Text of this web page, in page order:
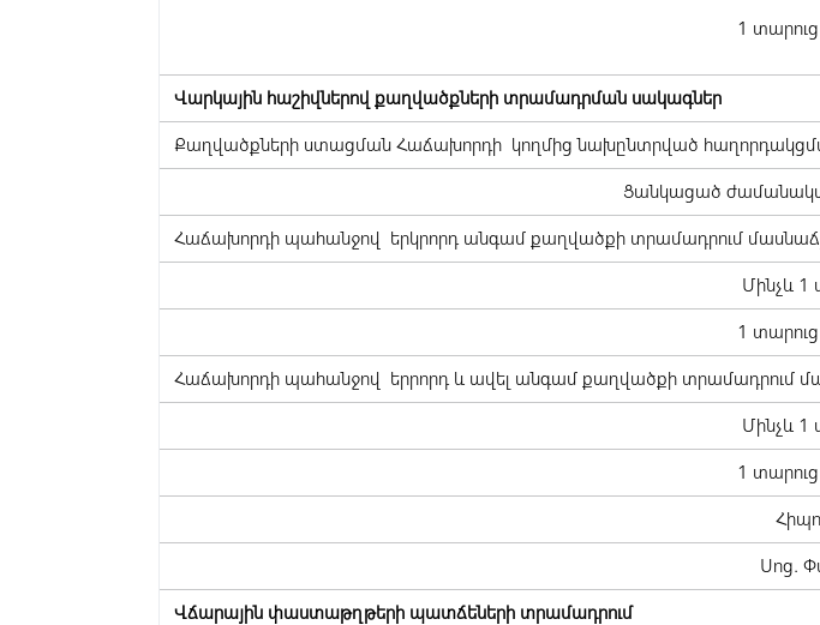
1
Վարկային հաշիվներով քաղվածքների տրամադրման սակագներ
Քաղվածքների ստացման Հաճախորդի կողմից նախընտրված
Ցանկացած
Հաճախորդի պահանջով երկրորդ անգամ քաղվածքի տրամադրում
Մինչև 1
1
Հաճախորդի պահանջով երրորդ և ավել անգամ քաղվածքի տրամադրում
Մինչև 1
1
Սոց.
Վճարային փաստաթղթերի պատճեների տրամադրում